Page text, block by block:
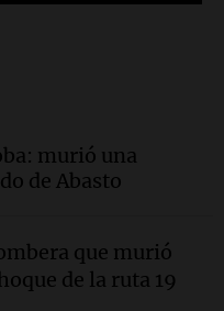
paz y trabajo
de la Cerveza:
de producir
un equilibrio
a la caída del
murió una
de Abasto
que murió
de la ruta 19